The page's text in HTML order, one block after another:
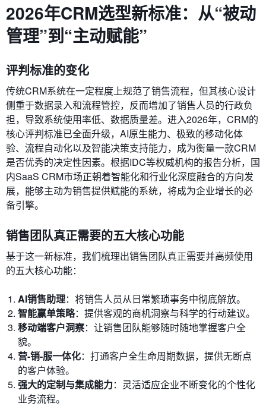
2026年CRM选型新标准：从“被动
管理”到“主动赋能”
评判标准的变化
传统CRM系统在一定程度上规范了销售流程，但其核心设计
侧重于数据录入和流程管控，反而增加了销售人员的行政负
担，导致系统使用率低、数据质量差。进入2026年，CRM的
核心评判标准已全面升级，AI原生能力、极致的移动化体
验、流程自动化以及智能决策支持能力，成为衡量一款CRM
是否优秀的决定性因素。根据IDC等权威机构的报告分析，国
内SaaS CRM市场正朝着智能化和行业化深度融合的方向发
展，能够主动为销售提供赋能的系统，将成为企业增长的必
备引擎。
销售团队真正需要的五大核心功能
基于这一新标准，我们梳理出销售团队真正需要并高频使用
的五大核心功能：
AI销售助理：将销售人员从日常繁琐事务中彻底解放。
智能赢单策略：提供客观的商机洞察与科学的行动建议。
移动端客户洞察：让销售团队能够随时随地掌握客户全
貌。
营-销-服一体化：打通客户全生命周期数据，提供无断点
的客户体验。
强大的定制与集成能力：灵活适应企业不断变化的个性化
业务流程。